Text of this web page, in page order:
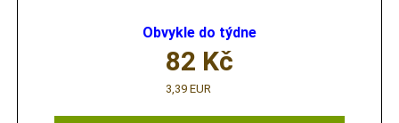
Obvykle do týdne
82 Kč
3,39 EUR